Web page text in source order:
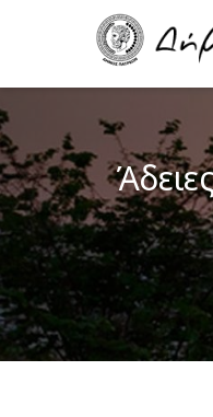
content
Main
navigation